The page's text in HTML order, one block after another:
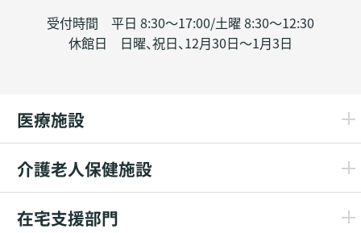
受付時間 平日 8:30～17:00/土曜 8:30～12:30
休館日 日曜、祝日、12月30日～1月3日
医療施設
介護老人保健施設
在宅支援部門